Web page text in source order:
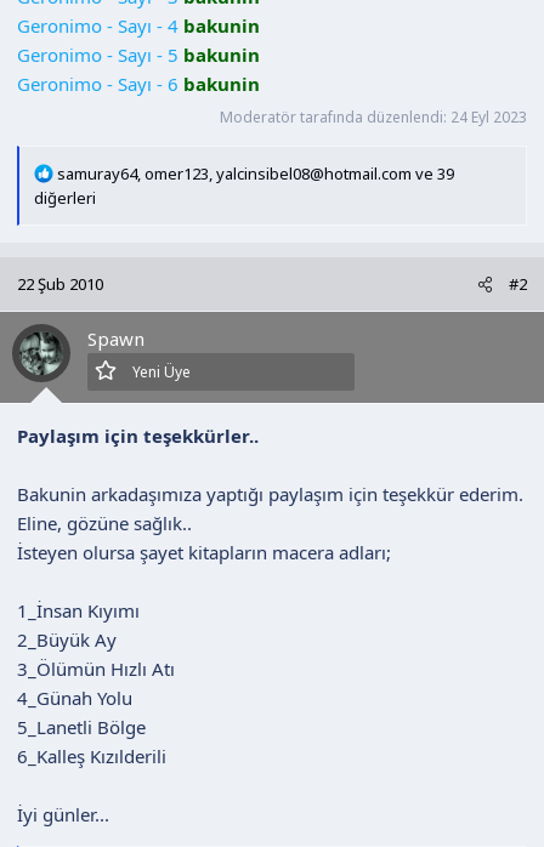
Geronimo - Sayı - 4 bakunin
Geronimo - Sayı - 5 bakunin
Geronimo - Sayı - 6 bakunin
Moderatör tarafında düzenlendi: 24 Eyl 2023
T
e
l
e
r
:
samuray64, omer123 yalcinsibel08@hotmail.com ve 39
diğerleri
22 Şub 2010 #2
Spawn
Yeni Üye
Paylaşım için teşekkürler..
Bakunin arkadaşımıza yaptığı paylaşım için teşekkür ederim.
Eline, gözüne sağlık..
İsteyen olursa şayet kitapların macera adları;
1_İnsan Kıyımı
2_Büyük Ay
3_Ölümün Hızlı Atı
4_Günah Yolu
5_Lanetli Bölge
6_Kalleş Kızılderili
İyi günler...